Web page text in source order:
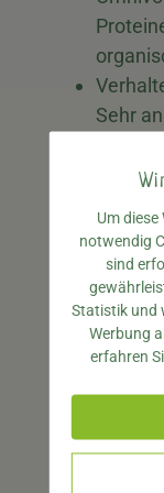
Sehr
Um
notwendig
sind
Statistik und
Werbung
erfahren